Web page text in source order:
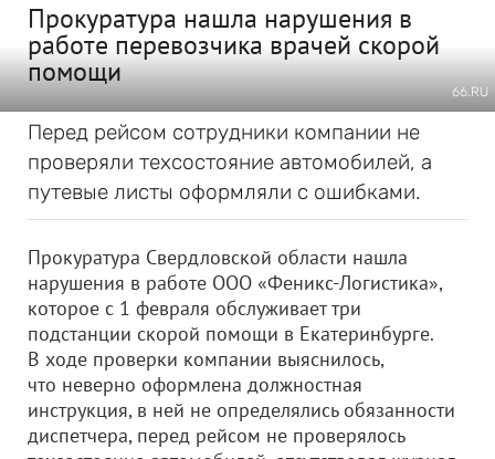
Прокуратура нашла нарушения в
работе перевозчика врачей скорой
помощи
66.RU
Перед рейсом сотрудники компании не
проверяли техсостояние автомобилей, а
путевые листы оформляли с ошибками.
Прокуратура Свердловской области нашла
нарушения в работе ООО «Феникс-Логистика»,
которое с 1 февраля обслуживает три
подстанции скорой помощи в Екатеринбурге.
В ходе проверки компании выяснилось,
что неверно оформлена должностная
инструкция, в ней не определялись обязанности
диспетчера, перед рейсом не проверялось